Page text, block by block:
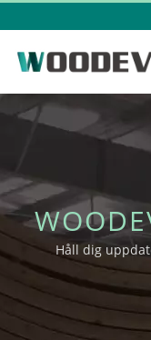
Håll dig